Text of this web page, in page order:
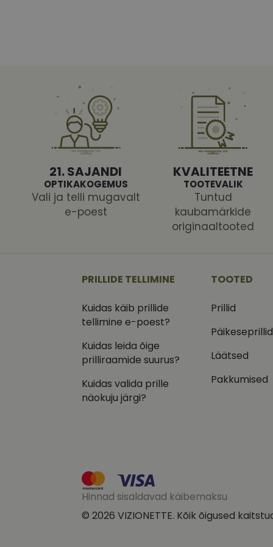
21. SAJANDI
OPTIKAKOGEMUS
Vali ja telli mugavalt
e-poest
KVALITEETNE
TOOTEVALIK
Tuntud
kaubamärkide
originaaltooted
PRILLIDE TELLIMINE
Kuidas käib prillide
tellimine e-poest?
Kuidas leida õige
prilliraamide suurus?
Kuidas valida prille
näokuju järgi?
TOOTED
Prillid
Päikeseprillid
Läätsed
Pakkumised
Hinnad sisaldavad käibemaksu
© 2026 VIZIONETTE. Kõik õigused
Nimi
shipping_country
CookieScriptConsent
csrftoken
_ga_VQ82NFQ41G
__kla_id
test_cookie
_fbp